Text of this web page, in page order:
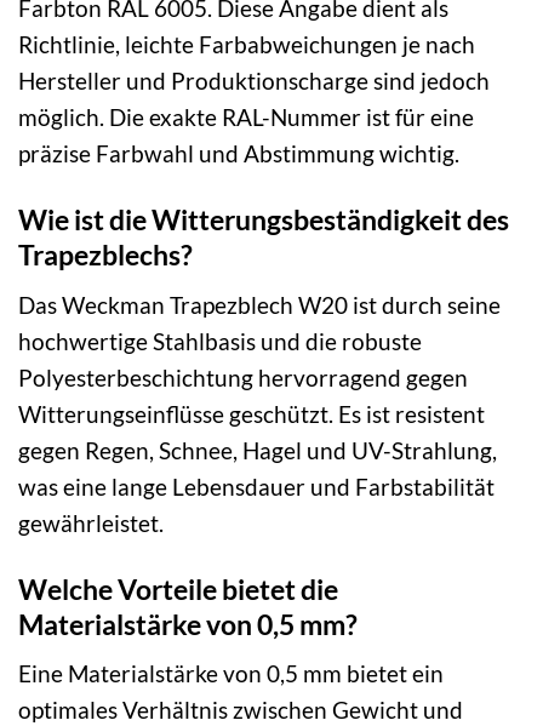
Farbton RAL 6005. Diese Angabe dient als
Richtlinie, leichte Farbabweichungen je nach
Hersteller und Produktionscharge sind jedoch
möglich. Die exakte RAL-Nummer ist für eine
präzise Farbwahl und Abstimmung wichtig.
Wie ist die Witterungsbeständigkeit des
Trapezblechs?
Das Weckman Trapezblech W20 ist durch seine
hochwertige Stahlbasis und die robuste
Polyesterbeschichtung hervorragend gegen
Witterungseinflüsse geschützt. Es ist resistent
gegen Regen, Schnee, Hagel und UV-Strahlung,
was eine lange Lebensdauer und Farbstabilität
gewährleistet.
Welche Vorteile bietet die
Materialstärke von 0,5 mm?
Eine Materialstärke von 0,5 mm bietet ein
optimales Verhältnis zwischen Gewicht und